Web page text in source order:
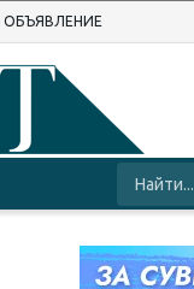
ОБЪЯВЛЕНИЕ